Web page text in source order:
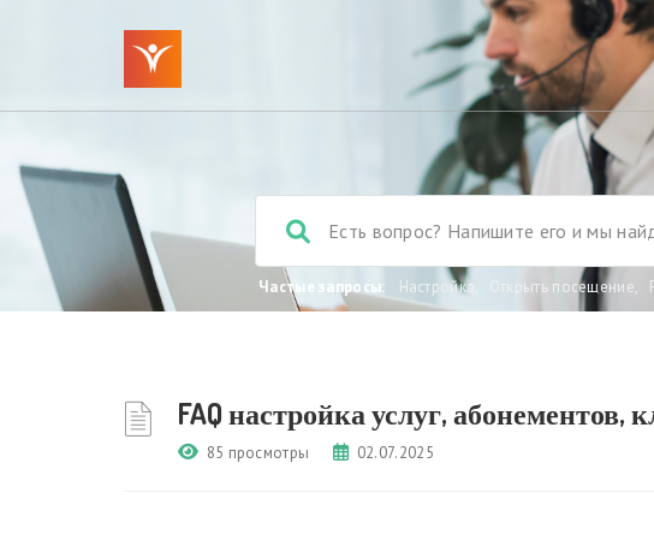
Частые запросы: Настройка Открыть посещение,
FAQ настройка услуг, абонементов,
85 просмотры 02.07.2025